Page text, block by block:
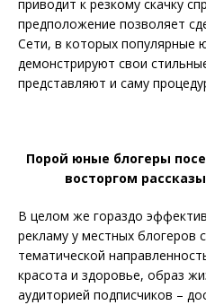
приводит к резкому скачку
предположение позволяет
Сети, в которых популярные
демонстрируют свои
представляют и саму
Порой юные блогеры
восторгом
В целом же гораздо
рекламу у местных блогеров
тематической
красота и здоровье, образ
аудиторией подписчиков –